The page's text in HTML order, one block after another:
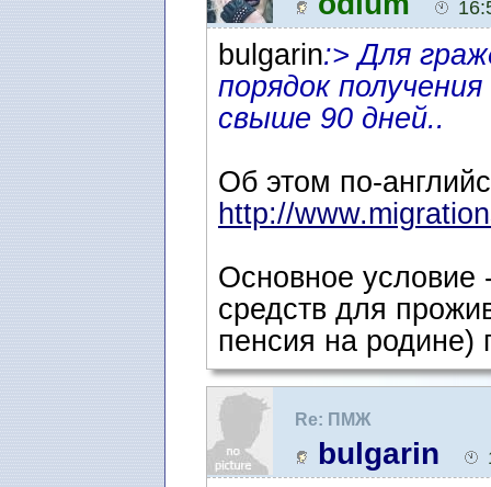
bulgarin:> Для
порядок
свыше 90 дней..
Об этом по-
http://
Основное условие
средств для
пенсия на родине)
Re: ПМЖ
bulgarin